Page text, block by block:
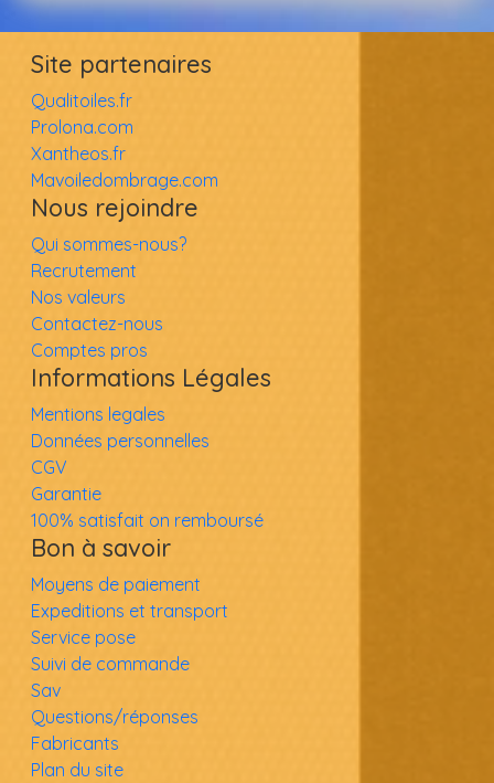
Site partenaires
Qualitoiles.fr
Prolona.com
Xantheos.fr
Mavoiledombrage.com
Nous rejoindre
Qui sommes-nous?
Recrutement
Nos valeurs
Contactez-nous
Comptes pros
Informations Légales
Mentions legales
Données personnelles
CGV
Garantie
100% satisfait on remboursé
Bon à savoir
Moyens de paiement
Expeditions et transport
Service pose
Suivi de commande
Sav
Questions/réponses
Fabricants
Plan du site